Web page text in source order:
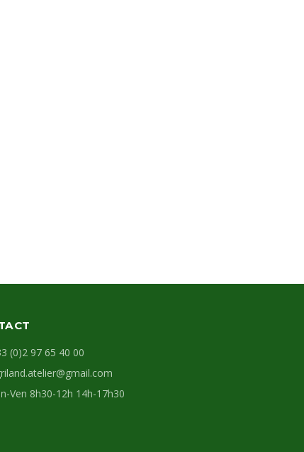
(0)2 97 65 40 00
Ven 8h30-12h 14h-17h30